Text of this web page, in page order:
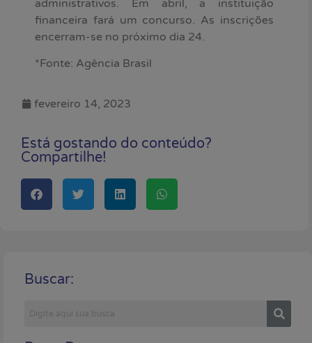
administrativos. Em abril, a instituição
financeira fará um concurso. As inscrições
encerram-se no próximo dia 24.
*Fonte: Agência Brasil
fevereiro 14, 2023
Está gostando do conteúdo?
Compartilhe!
Buscar: